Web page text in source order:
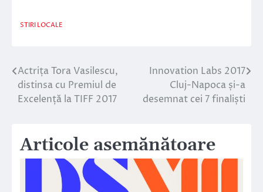
STIRI LOCALE
Navigare
în
Actrița Tora Vasilescu,
distinsa cu Premiul de
Excelență la TIFF 2017
Innovation Labs 2017
Cluj-Napoca și-a
desemnat cei 7 finaliști
Articole asemănătoare